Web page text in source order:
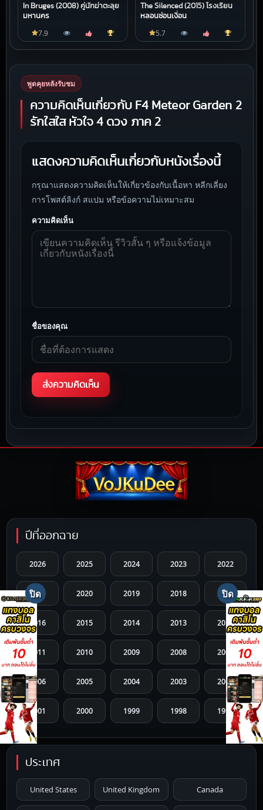
In Bruges (2008) คู่นักฆ่าตะลุย
มหานคร
7.9
The Silenced (2015) โรงเรียน
หลอนซ่อนเงื่อน
5.7
พูดคุยหลังรับชม
ความคิดเห็นเกี่ยวกับ F4 Meteor Garden 2
รักใสใส หัวใจ 4 ดวง ภาค 2
แสดงความคิดเห็นเกี่ยวกับหนังเรื่องนี้
กรุณาแสดงความคิดเห็นให้เกี่ยวข้องกับเนื้อหา หลีกเลี่ยง
การโพสต์ลิงก์ สแปม หรือข้อความไม่เหมาะสม
ความคิดเห็น
ชื่อของคุณ
ปีที่ออกฉาย
2026 2025 2024 2023 2022
2021 2020 2019 2018 2017
2016 2015 2014 2013 2012
2011 2010 2009 2008 2007
2006 2005 2004 2003 2002
2001 2000 1999 1998 1997
1996 1995 1994 1993 1992
1986 1985 1984 1983 1982
ประเทศ
United States United Kingdom Canada